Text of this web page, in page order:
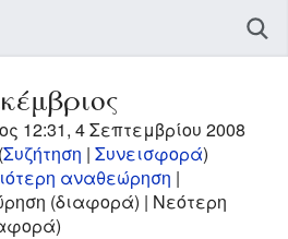
12:31, 4 Σεπτεμβρίου 2008
(Συζήτηση | Συνεισφορά)
αναθεώρηση |
(διαφορά) | Νεότερη